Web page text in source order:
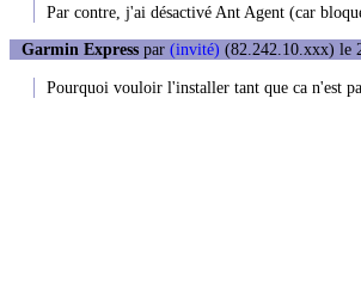
Par contre, j'ai désactivé Ant Agent (car
Garmin Express par (invité) (82.242.10.xxx) le
Pourquoi vouloir l'installer tant que ca n'est